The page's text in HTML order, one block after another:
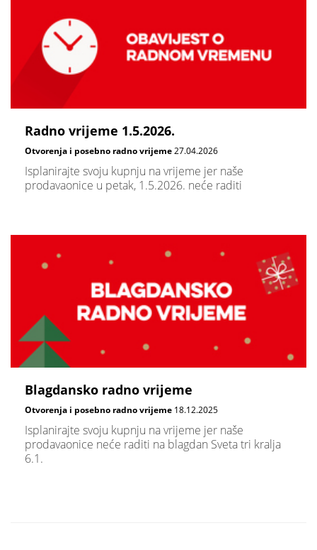
Radno vrijeme 1.5.2026.
Otvorenja i posebno radno vrijeme27.04.2026
Isplanirajte svoju kupnju na vrijeme jer naše
prodavaonice u petak, 1.5.2026. neće raditi
Blagdansko radno vrijeme
Otvorenja i posebno radno vrijeme 18.12.2025
Isplanirajte svoju kupnju na vrijeme jer naše
prodavaonice neće raditi na blagdan Sveta tri kralja
6.1.